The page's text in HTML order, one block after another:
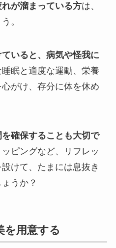
が溜まっている方は、
。
いると、病気や怪我に
眠と適度な運動、栄養
がけ、存分に体を休め
確保することも大切で
ピングなど、リフレッ
けて、たまには息抜き
うか？
用意する